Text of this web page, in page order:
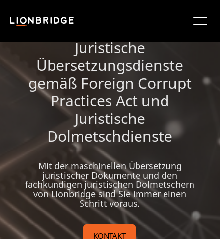
Juristische
Übersetzungsdienste
gemäß Foreign Corrupt
Practices Act und
Juristische
Dolmetschdienste
Mit der maschinellen Übersetzung
juristischer Dokumente und den
fachkundigen juristischen Dolmetschern
von Lionbridge sind Sie immer einen
Schritt voraus.
KONTAKT